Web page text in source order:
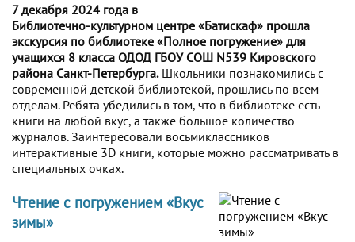
7 декабря 2024 года в
Библиотечно-культурном центре «Батискаф» прошла
экскурсия по библиотеке «Полное погружение» для
учащихся 8 класса ОДОД ГБОУ СОШ N539 Кировского
района Санкт-Петербурга.Школьники познакомились с
современной детской библиотекой, прошлись по всем
отделам. Ребята убедились в том, что в библиотеке есть
книги на любой вкус, а также большое количество
журналов. Заинтересовали восьмиклассников
интерактивные 3D книги, которые можно рассматривать в
специальных очках.
Чтение с погружением «Вкус
зимы»